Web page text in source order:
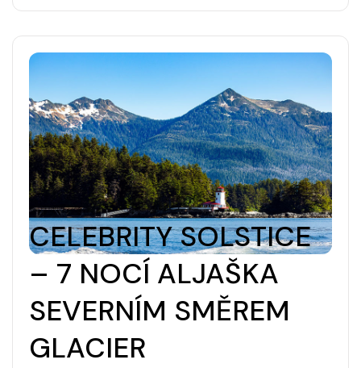
CELEBRITY SOLSTICE
– 7 NOCÍ ALJAŠKA
SEVERNÍM SMĚREM
GLACIER